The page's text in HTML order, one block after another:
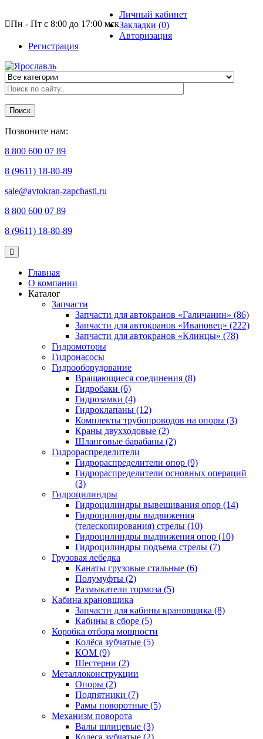
Пн - Пт с 8:00 до 17:00 мск
Личный кабинет
Закладки (0)
Авторизация
Регистрация
Поиск
Позвоните нам:
8 800 600 07 89
8 (9611) 18-80-89
sale@avtokran-zapchasti.ru
8 800 600 07 89
8 (9611) 18-80-89
Главная
О компании
Каталог
Запчасти
Запчасти для автокранов «Галичанин» (86)
Запчасти для автокранов «Ивановец» (222)
Запчасти для автокранов «Клинцы» (78)
Гидромоторы
Гидронасосы
Гидрооборудование
Вращающиеся соединения (8)
Гидробаки (6)
Гидрозамки (4)
Гидроклапаны (12)
Комплекты трубопроводов на опоры (3)
Краны двухходовые (2)
Шланговые барабаны (2)
Гидрораспределители
Гидрораспределители опор (9)
Гидрораспределители основных операций
(3)
Гидроцилиндры
Гидроцилиндры вывешивания опор (14)
Гидроцилиндры выдвижения
(телескопирования) стрелы (10)
Гидроцилиндры выдвижения опор (10)
Гидроцилиндры подъема стрелы (7)
Грузовая лебедка
Канаты грузовые стальные (6)
Полумуфты (2)
Размыкатели тормоза (5)
Кабина крановщика
Запчасти для кабины крановщика (8)
Кабины в сборе (5)
Коробка отбора мощности
Колёса зубчатые (5)
КОМ (9)
Шестерни (2)
Металлоконструкции
Опоры (2)
Подпятники (7)
Рамы поворотные (5)
Механизм поворота
Валы шлицевые (3)
Колеса зубчатые (2)